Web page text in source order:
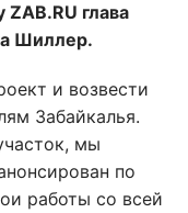
глава
Шиллер.
и возвести
Забайкалья.
мы
по
работы со всей